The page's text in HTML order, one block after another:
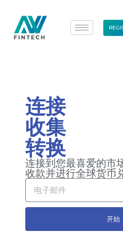
连接
收集
转换
连接到您最喜爱的市
收款并进行全球货币
开始